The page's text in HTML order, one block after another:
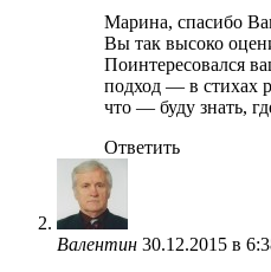
Марина, спасибо
Вы так высоко
Поинтересовался
подход — в стихах
что — буду знать,
Ответить
Валентин 30.12.2015 в